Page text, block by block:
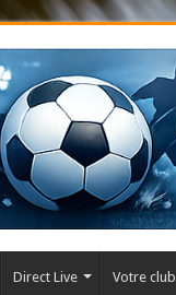
Direct Live Votre club